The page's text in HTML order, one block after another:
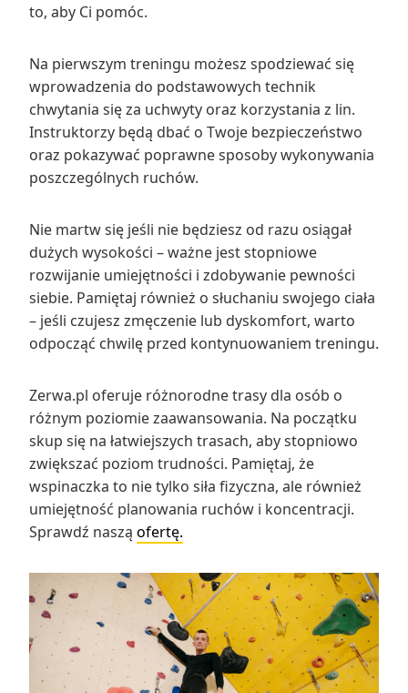
to, aby Ci pomóc.
Na pierwszym treningu możesz spodziewać się
wprowadzenia do podstawowych technik
chwytania się za uchwyty oraz korzystania z lin.
Instruktorzy będą dbać o Twoje bezpieczeństwo
oraz pokazywać poprawne sposoby wykonywania
poszczególnych ruchów.
Nie martw się jeśli nie będziesz od razu osiągał
dużych wysokości – ważne jest stopniowe
rozwijanie umiejętności i zdobywanie pewności
siebie. Pamiętaj również o słuchaniu swojego ciała
– jeśli czujesz zmęczenie lub dyskomfort, warto
odpocząć chwilę przed kontynuowaniem treningu.
Zerwa.pl oferuje różnorodne trasy dla osób o
różnym poziomie zaawansowania. Na początku
skup się na łatwiejszych trasach, aby stopniowo
zwiększać poziom trudności. Pamiętaj, że
wspinaczka to nie tylko siła fizyczna, ale również
umiejętność planowania ruchów i koncentracji.
Sprawdź naszą ofertę.